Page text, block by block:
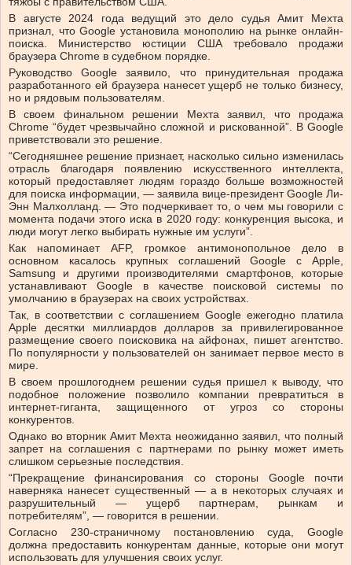
В августе 2024 года ведущий это дело судья Амит Мехта
признал, что Google установила монополию на рынке онлайн-
поиска. Министерство юстиции США требовало продажи
браузера Chrome в судебном порядке.
Руководство Google заявило, что принудительная продажа
разработанного ей браузера нанесет ущерб не только бизнесу,
но и рядовым пользователям.
В своем финальном решении Мехта заявил, что продажа
Chrome “будет чрезвычайно сложной и рискованной”. В Google
приветствовали это решение.
“Сегодняшнее решение признает, насколько сильно изменилась
отрасль благодаря появлению искусственного интеллекта,
который предоставляет людям гораздо больше возможностей
для поиска информации, — заявила вице-президент Google Ли-
Энн Малхолланд. — Это подчеркивает то, о чем мы говорили с
момента подачи этого иска в 2020 году: конкуренция высока, и
люди могут легко выбирать нужные им услуги”.
Как напоминает AFP, громкое антимонопольное дело в
основном касалось крупных соглашений Google с Apple,
Samsung и другими производителями смартфонов, которые
устанавливают Google в качестве поисковой системы по
умолчанию в браузерах на своих устройствах.
Так, в соответствии с соглашением Google ежегодно платила
Apple десятки миллиардов долларов за привилегированное
размещение своего поисковика на айфонах, пишет агентство.
По популярности у пользователей он занимает первое место в
мире.
В своем прошлогоднем решении судья пришел к выводу, что
подобное положение позволило компании превратиться в
интернет-гиганта, защищенного от угроз со стороны
конкурентов.
Однако во вторник Амит Мехта неожиданно заявил, что полный
запрет на соглашения с партнерами по рынку может иметь
слишком серьезные последствия.
“Прекращение финансирования со стороны Google почти
наверняка нанесет существенный — а в некоторых случаях и
разрушительный — ущерб партнерам, рынкам и
потребителям”, — говорится в решении.
Согласно 230-страничному постановлению суда, Google
должна предоставить конкурентам данные, которые они могут
использовать для улучшения своих услуг.